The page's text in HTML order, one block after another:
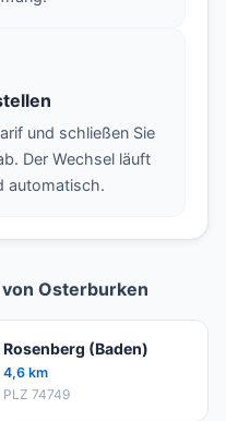
und schließen Sie
Der Wechsel läuft
automatisch.
Osterburken
Rosenberg (Baden)
4,6 km
PLZ 74749